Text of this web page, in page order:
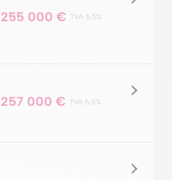
255 000 € TVA 5,5%
257 000 € TVA 5,5%